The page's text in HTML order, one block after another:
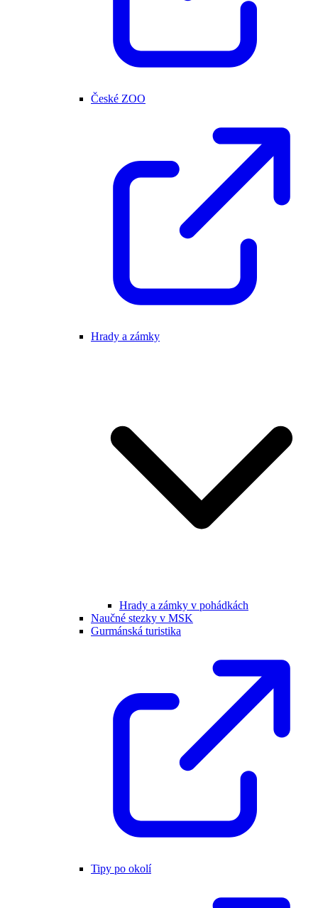
České ZOO
Hrady a zámky
Hrady a zámky v pohádkách
Naučné stezky v MSK
Gurmánská turistika
Tipy po okolí